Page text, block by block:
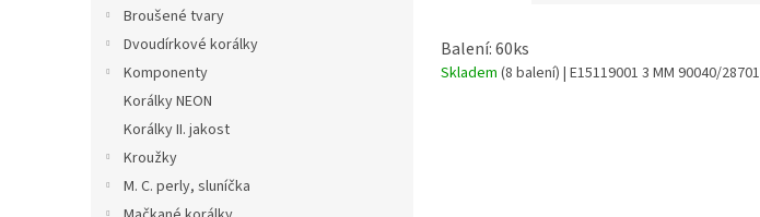
Broušené tvary
Dvoudírkové korálky
Komponenty
Korálky NEON
Korálky II. jakost
Kroužky
M. C. perly, sluníčka
Balení: 60ks
Skladem (8 balení) | E15119001 3 MM 90040/28701